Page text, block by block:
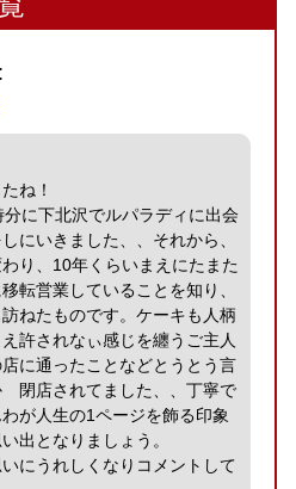
ね！
に下北沢でルパラディに出会
にいきました、、それから、
り、10年くらいまえにたまた
転営業していることを知り、
ねたものです。ケーキも人柄
許されなぃ感じを纏うご主人
に通ったことなどとうとう言
閉店されてました、、丁寧で
が人生の1ページを飾る印象
出となりましょう。
にうれしくなりコメントして